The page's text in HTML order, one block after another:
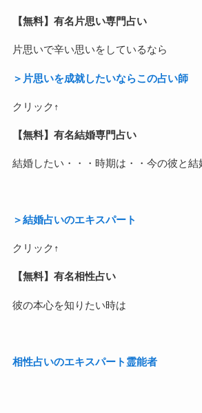
【無料】有名片思い専門占い
片思いで辛い思いをしているなら
＞片思いを成就したいならこの占い師
クリック↑
【無料】有名結婚専門占い
結婚したい・・・時期は・・今の彼と結
＞結婚占いのエキスパート
クリック↑
【無料】有名相性占い
彼の本心を知りたい時は
相性占いのエキスパート霊能者